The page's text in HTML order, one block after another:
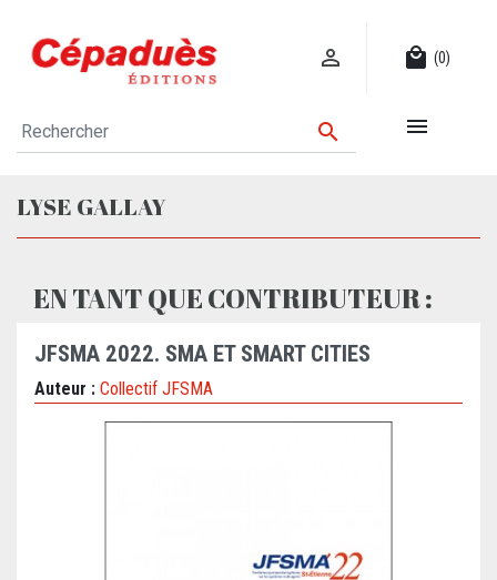
 local_mall (0)
 
LYSE GALLAY
EN TANT QUE CONTRIBUTEUR :
JFSMA 2022. SMA ET SMART CITIES
Auteur : Collectif JFSMA